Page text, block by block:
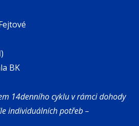
)
BK
14denního cyklu v rámci dohody
individuálních potřeb –